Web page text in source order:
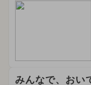
みんなで、おい